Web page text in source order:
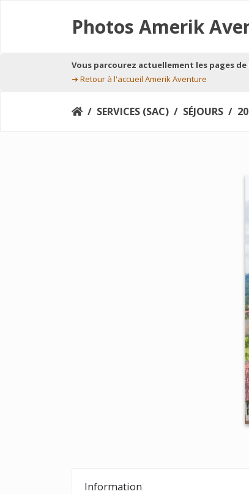
Photos Amerik
Vous parcourez actuellement les pages
➔ Retour à l'accueil Amerik Aventure
SERVICES (SAC) SÉJOURS
Information